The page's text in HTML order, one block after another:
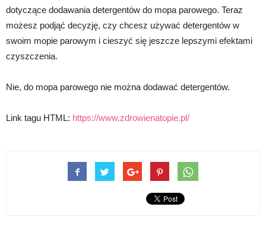
dotyczące dodawania detergentów do mopa parowego. Teraz
możesz podjąć decyzję, czy chcesz używać detergentów w
swoim mopie parowym i cieszyć się jeszcze lepszymi efektami
czyszczenia.
Nie, do mopa parowego nie można dodawać detergentów.
Link tagu HTML: https://www.zdrowienatopie.pl/